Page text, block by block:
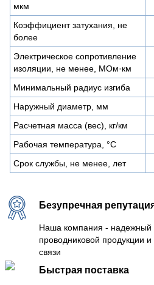
мкм
Коэффициент затухания, не
более
Электрическое сопротивление
изоляции, не менее, МОм·км
Минимальный радиус изгиба
Наружный диаметр, мм
Расчетная масса (вес), кг/км
Рабочая температура, °C
Срок службы, не менее, лет
Безупречная
Наша компания - надежный
проводниковой продукции
связи
Быстрая поставка